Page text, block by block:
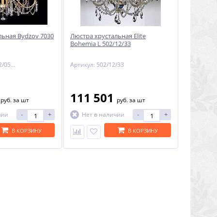
Bydzov 7030
Артикул: 7030 12/05-100S
руб.за шт
- +
В КОРЗИНУ
Люстра хрустальная Elite
Bohemia L 502/12/33
Артикул: 502/12/33
111 501 руб.за шт
Нет в наличии
- +
В КОРЗИНУ